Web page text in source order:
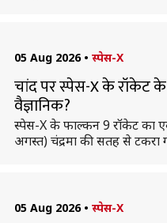
05 Aug 2026 • स्पेस-X
चांद पर स्पेस-X के रॉकेट
वैज्ञानिक?
स्पेस-X के फाल्कन 9 रॉकेट का
अगस्त) चंद्रमा की सतह से टकरा
05 Aug 2026 • स्पेस-X